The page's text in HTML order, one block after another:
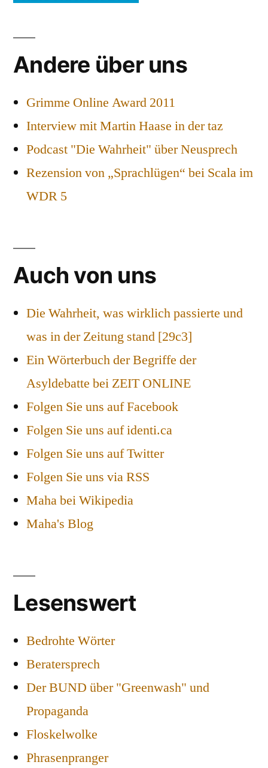
Andere über uns
Grimme Online Award 2011
Interview mit Martin Haase in der taz
Podcast "Die Wahrheit" über Neusprech
Rezension von „Sprachlügen“ bei Scala im
WDR 5
Auch von uns
Die Wahrheit, was wirklich passierte und
was in der Zeitung stand [29c3]
Ein Wörterbuch der Begriffe der
Asyldebatte bei ZEIT ONLINE
Folgen Sie uns auf Facebook
Folgen Sie uns auf identi.ca
Folgen Sie uns auf Twitter
Folgen Sie uns via RSS
Maha bei Wikipedia
Maha's Blog
Lesenswert
Bedrohte Wörter
Beratersprech
Der BUND über "Greenwash" und
Propaganda
Floskelwolke
Phrasenpranger